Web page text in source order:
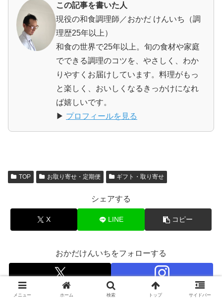
この記事を書いた人
現役の和食調理師／おかだ けんいち（調
理歴25年以上）
和食の世界で25年以上。旬の食材や家庭
でできる調理のコツを、やさしく、わか
りやすくお届けしています。料理がもっ
と楽しく、おいしくなるきっかけになれ
ば嬉しいです。
▶ プロフィールを見る
TOP お取り寄せ・定期便 ギフト・取り寄せ
シェアする
X LINE コピー
おかだけんいちをフォローする
メニュー ホーム 検索 トップ サイドバー